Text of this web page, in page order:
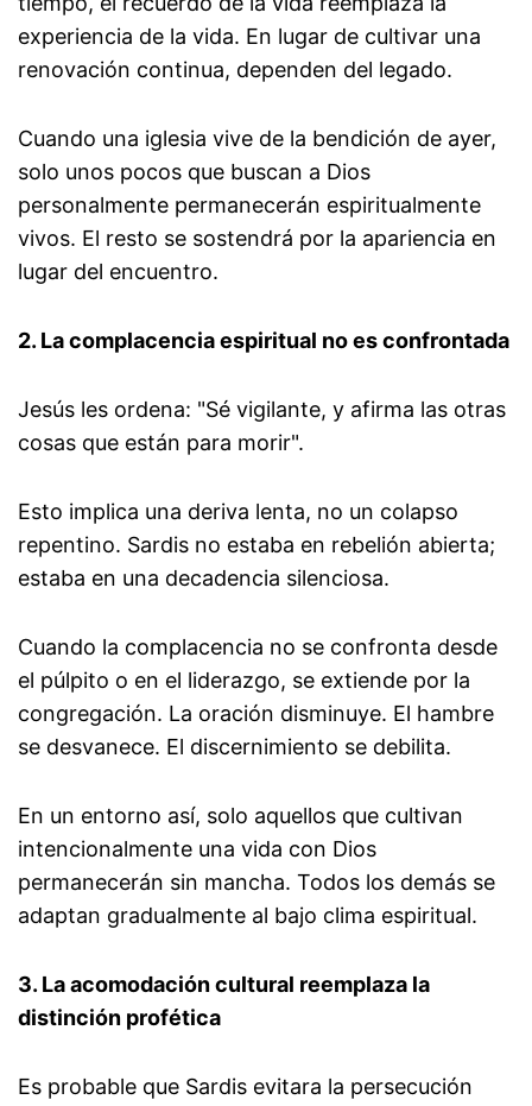
experiencia de la vida. En lugar de cultivar una
renovación continua, dependen del legado.
Cuando una iglesia vive de la bendición de ayer,
solo unos pocos que buscan a Dios
personalmente permanecerán espiritualmente
vivos. El resto se sostendrá por la apariencia en
lugar del encuentro.
2. La complacencia espiritual no es confrontada
Jesús les ordena: "Sé vigilante, y afirma las otras
cosas que están para morir".
Esto implica una deriva lenta, no un colapso
repentino. Sardis no estaba en rebelión abierta;
estaba en una decadencia silenciosa.
Cuando la complacencia no se confronta desde
el púlpito o en el liderazgo, se extiende por la
congregación. La oración disminuye. El hambre
se desvanece. El discernimiento se debilita.
En un entorno así, solo aquellos que cultivan
intencionalmente una vida con Dios
permanecerán sin mancha. Todos los demás se
adaptan gradualmente al bajo clima espiritual.
3. La acomodación cultural reemplaza la
distinción profética
Es probable que Sardis evitara la persecución